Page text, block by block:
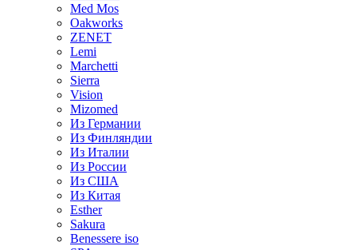
Med Mos
Oakworks
ZENET
Lemi
Marchetti
Sierra
Vision
Mizomed
Из Германии
Из Финляндии
Из Италии
Из России
Из США
Из Китая
Esther
Sakura
Benessere iso